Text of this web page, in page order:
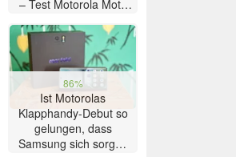
– Test Motorola Moto
86%
Ist Motorolas
Klapphandy-Debut so
gelungen, dass
Samsung sich sorgen